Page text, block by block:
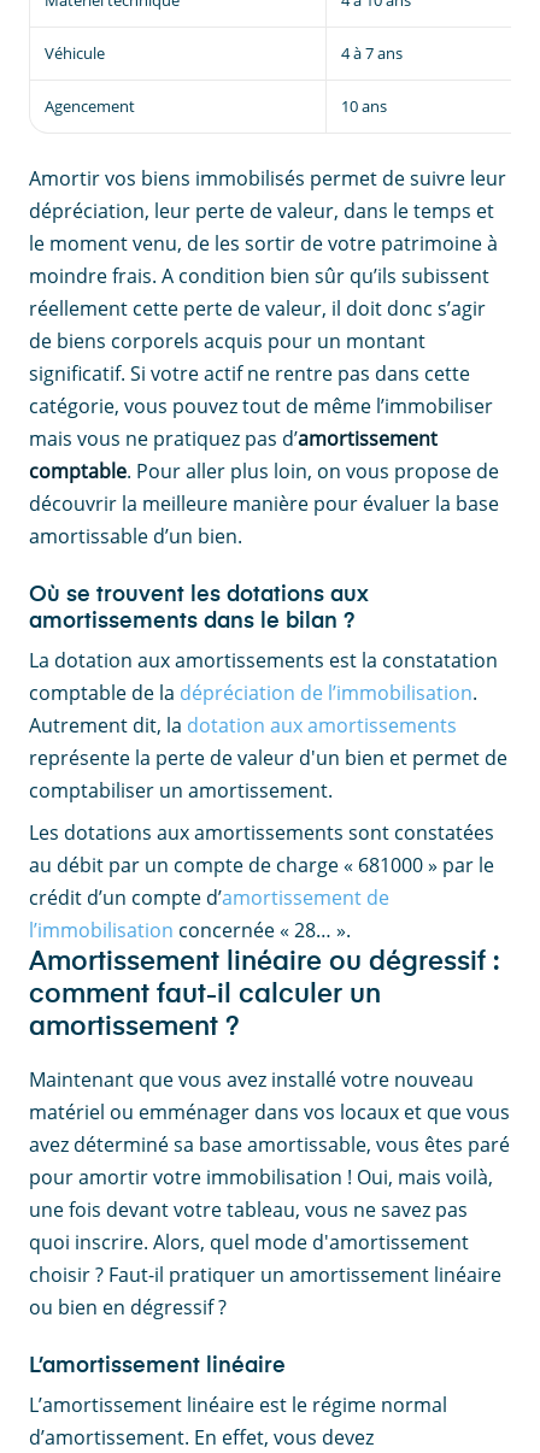
Véhicule 4 à 7 ans
Agencement 10 ans
Amortir vos biens immobilisés permet de suivre leur
dépréciation, leur perte de valeur, dans le temps et
le moment venu, de les sortir de votre patrimoine à
moindre frais. A condition bien sûr qu’ils subissent
réellement cette perte de valeur, il doit donc s’agir
de biens corporels acquis pour un montant
significatif. Si votre actif ne rentre pas dans cette
catégorie, vous pouvez tout de même l’immobiliser
mais vous ne pratiquez pas d’amortissement
comptable. Pour aller plus loin, on vous propose de
découvrir la meilleure manière pour évaluer la base
amortissable d’un bien.
Où se trouvent les dotations aux
amortissements dans le bilan ?
La dotation aux amortissements est la constatation
comptable de la dépréciation de l’immobilisation.
Autrement dit, la dotation aux amortissements
représente la perte de valeur d'un bien et permet de
comptabiliser un amortissement.
Les dotations aux amortissements sont constatées
au débit par un compte de charge « 681000 » par le
crédit d’un compte d’amortissement de
l’immobilisation concernée « 28… ».
Amortissement linéaire ou dégressif :
comment faut-il calculer un
amortissement ?
Maintenant que vous avez installé votre nouveau
matériel ou emménager dans vos locaux et que vous
avez déterminé sa base amortissable, vous êtes paré
pour amortir votre immobilisation ! Oui, mais voilà,
une fois devant votre tableau, vous ne savez pas
quoi inscrire. Alors, quel mode d'amortissement
choisir ? Faut-il pratiquer un amortissement linéaire
ou bien en dégressif ?
L’amortissement linéaire
L’amortissement linéaire est le régime normal
d’amortissement. En effet, vous devez